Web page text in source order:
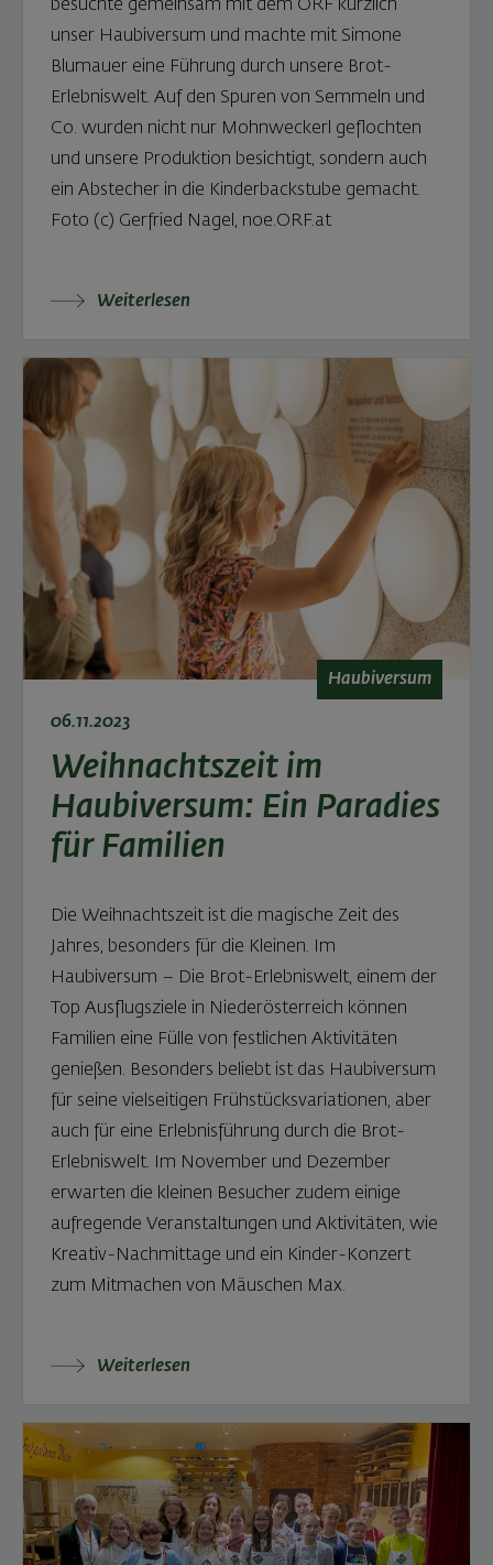
besuchte gemeinsam mit dem ORF kürzlich
unser Haubiversum und machte mit Simone
Blumauer eine Führung durch unsere Brot-
Erlebniswelt. Auf den Spuren von Semmeln und
Co. wurden nicht nur Mohnweckerl geflochten
und unsere Produktion besichtigt, sondern auch
ein Abstecher in die Kinderbackstube gemacht.
Foto (c) Gerfried Nagel, noe.ORF.at
Weiterlesen: Missy May – Dancing Stars Siegerin
Weiterlesen
Haubiversum
06.11.2023
Weihnachtszeit im
Haubiversum: Ein Paradies
für Familien
Die Weihnachtszeit ist die magische Zeit des
Jahres, besonders für die Kleinen. Im
Haubiversum – Die Brot-Erlebniswelt, einem der
Top Ausflugsziele in Niederösterreich können
Familien eine Fülle von festlichen Aktivitäten
genießen. Besonders beliebt ist das Haubiversum
für seine vielseitigen Frühstücksvariationen, aber
auch für eine Erlebnisführung durch die Brot-
Erlebniswelt. Im November und Dezember
erwarten die kleinen Besucher zudem einige
aufregende Veranstaltungen und Aktivitäten, wie
Kreativ-Nachmittage und ein Kinder-Konzert
zum Mitmachen von Mäuschen Max.
Weiterlesen: Weihnachtszeit im Haubiversum:
Weiterlesen